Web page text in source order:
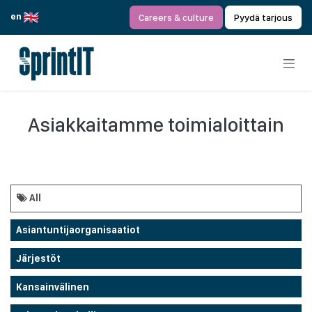
en
Careers & culture Pyydä tarjous
Asiakkaitamme toimialoittain
All
Asiantuntijaorganisaatiot
Järjestöt
Kansainvälinen